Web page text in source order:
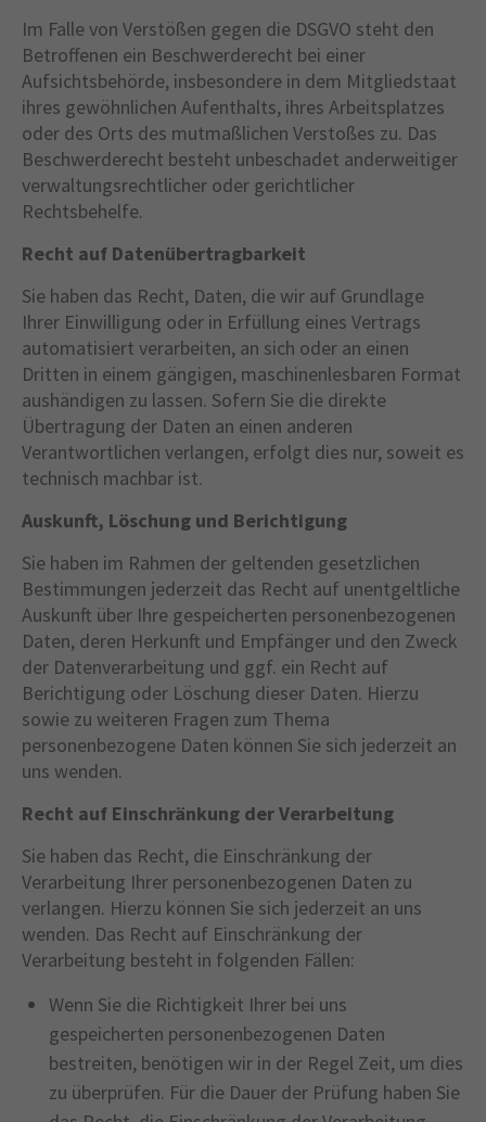
Im Falle von Verstößen gegen die DSGVO steht den
Betroffenen ein Beschwerderecht bei einer
Aufsichtsbehörde, insbesondere in dem Mitgliedstaat
ihres gewöhnlichen Aufenthalts, ihres Arbeitsplatzes
oder des Orts des mutmaßlichen Verstoßes zu. Das
Beschwerderecht besteht unbeschadet anderweitiger
verwaltungsrechtlicher oder gerichtlicher
Rechtsbehelfe.
Recht auf Datenübertragbarkeit
Sie haben das Recht, Daten, die wir auf Grundlage
Ihrer Einwilligung oder in Erfüllung eines Vertrags
automatisiert verarbeiten, an sich oder an einen
Dritten in einem gängigen, maschinenlesbaren Format
aushändigen zu lassen. Sofern Sie die direkte
Übertragung der Daten an einen anderen
Verantwortlichen verlangen, erfolgt dies nur, soweit es
technisch machbar ist.
Auskunft, Löschung und Berichtigung
Sie haben im Rahmen der geltenden gesetzlichen
Bestimmungen jederzeit das Recht auf unentgeltliche
Auskunft über Ihre gespeicherten personenbezogenen
Daten, deren Herkunft und Empfänger und den Zweck
der Datenverarbeitung und ggf. ein Recht auf
Berichtigung oder Löschung dieser Daten. Hierzu
sowie zu weiteren Fragen zum Thema
personenbezogene Daten können Sie sich jederzeit an
uns wenden.
Recht auf Einschränkung der Verarbeitung
Sie haben das Recht, die Einschränkung der
Verarbeitung Ihrer personenbezogenen Daten zu
verlangen. Hierzu können Sie sich jederzeit an uns
wenden. Das Recht auf Einschränkung der
Verarbeitung besteht in folgenden Fällen:
Wenn Sie die Richtigkeit Ihrer bei uns
gespeicherten personenbezogenen Daten
bestreiten, benötigen wir in der Regel Zeit, um dies
zu überprüfen. Für die Dauer der Prüfung haben Sie